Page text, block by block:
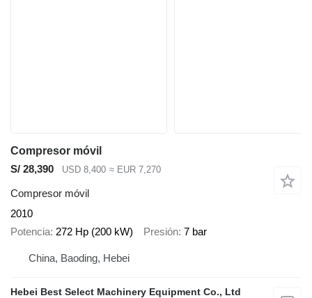
Compresor móvil
S/ 28,390
USD 8,400 ≈ EUR 7,270
Compresor móvil
2010
Potencia 272 Hp (200 kW) Presión 7 bar
China, Baoding, Hebei
Hebei Best Select Machinery Equipment Co., Ltd